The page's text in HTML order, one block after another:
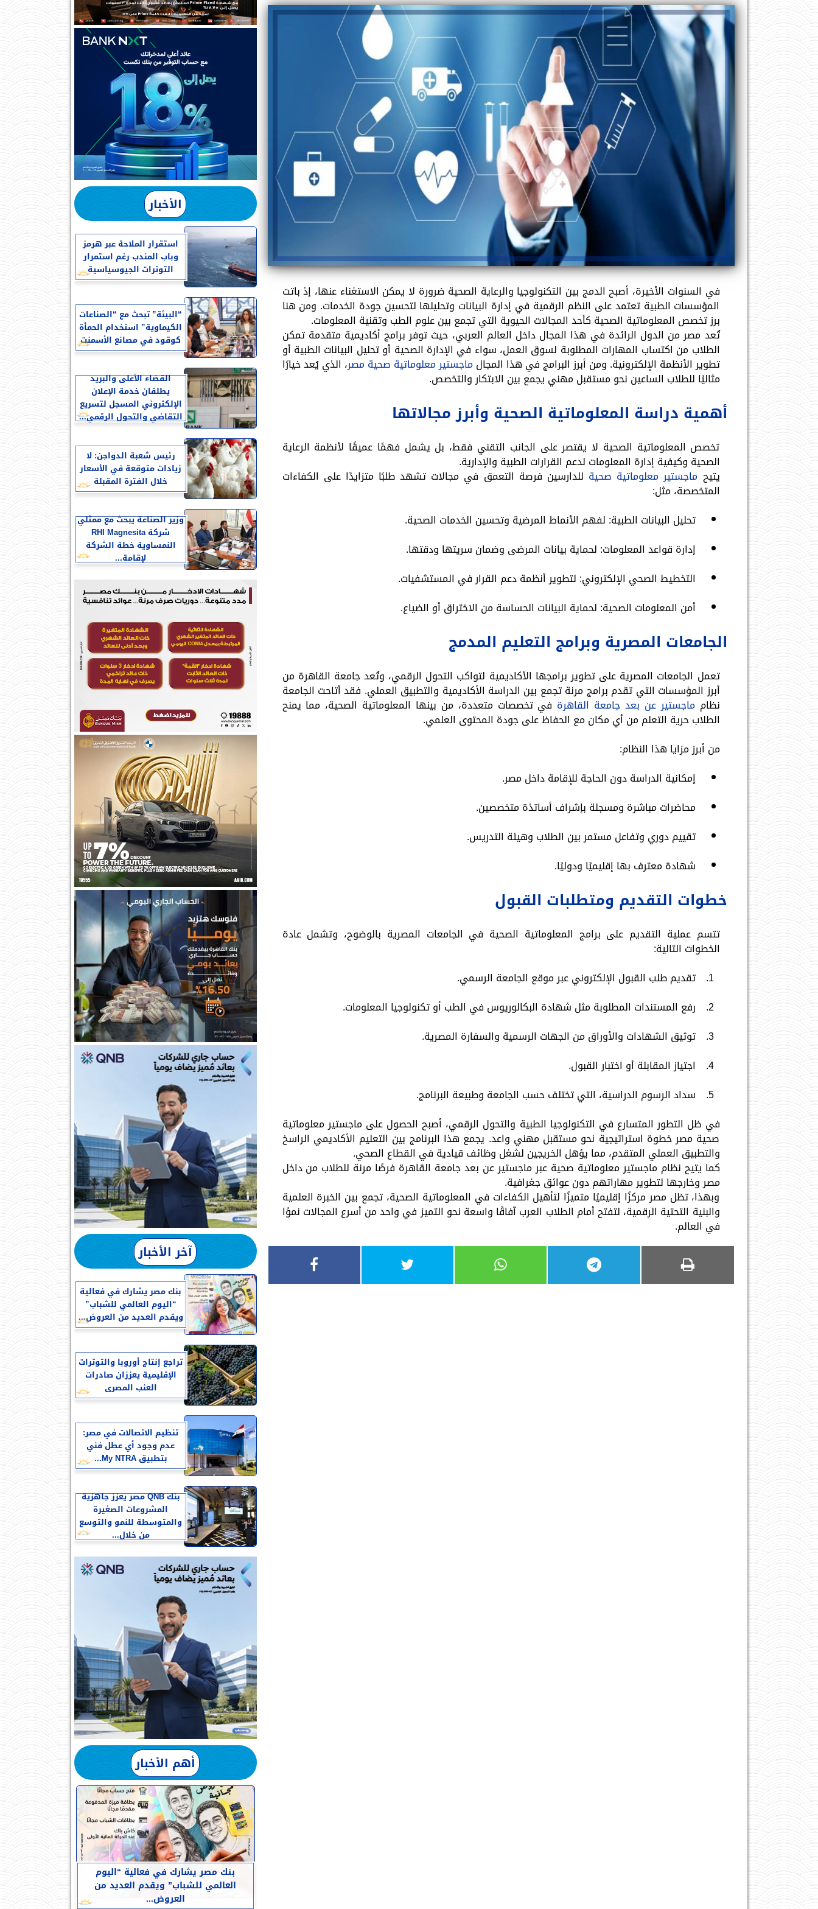
في السنوات الأخيرة، أصبح الدمج بين التكنولوجيا والرعاية الصحية ضرورة لا يمكن الاستغناء عنها، إذ باتت
المؤسسات الطبية تعتمد على النظم الرقمية في إدارة البيانات وتحليلها لتحسين جودة الخدمات. ومن هنا
برز تخصص المعلوماتية الصحية كأحد المجالات الحيوية التي تجمع بين علوم الطب وتقنية المعلومات.
تُعد مصر من الدول الرائدة في هذا المجال داخل العالم العربي، حيث توفر برامج أكاديمية متقدمة تمكن
الطلاب من اكتساب المهارات المطلوبة لسوق العمل، سواء في الإدارة الصحية أو تحليل البيانات الطبية أو
تطوير الأنظمة الإلكترونية. ومن أبرز البرامج في هذا المجالماجستير معلوماتية صحية مصر، الذي يُعد خيارًا
مثاليًا للطلاب الساعين نحو مستقبل مهني يجمع بين الابتكار والتخصص.
أهمية دراسة المعلوماتية الصحية وأبرز مجالاتها
تخصص المعلوماتية الصحية لا يقتصر على الجانب التقني فقط، بل يشمل فهمًا عميقًا لأنظمة الرعاية
الصحية وكيفية إدارة المعلومات لدعم القرارات الطبية والإدارية.
يتيح ماجستير معلوماتية صحية للدارسين فرصة التعمق في مجالات تشهد طلبًا متزايدًا على الكفاءات
المتخصصة، مثل:
تحليل البيانات الطبية: لفهم الأنماط المرضية وتحسين الخدمات الصحية.
إدارة قواعد المعلومات: لحماية بيانات المرضى وضمان سريتها ودقتها.
التخطيط الصحي الإلكتروني: لتطوير أنظمة دعم القرار في المستشفيات.
أمن المعلومات الصحية: لحماية البيانات الحساسة من الاختراق أو الضياع.
الجامعات المصرية وبرامج التعليم المدمج
تعمل الجامعات المصرية على تطوير برامجها الأكاديمية لتواكب التحول الرقمي، وتُعد جامعة القاهرة من
أبرز المؤسسات التي تقدم برامج مرنة تجمع بين الدراسة الأكاديمية والتطبيق العملي. فقد أتاحت الجامعة
نظامماجستير عن بعد جامعة القاهرة في تخصصات متعددة، من بينها المعلوماتية الصحية، مما يمنح
الطلاب حرية التعلم من أي مكان مع الحفاظ على جودة المحتوى العلمي.
من أبرز مزايا هذا النظام:
إمكانية الدراسة دون الحاجة للإقامة داخل مصر.
محاضرات مباشرة ومسجلة بإشراف أساتذة متخصصين.
تقييم دوري وتفاعل مستمر بين الطلاب وهيئة التدريس.
شهادة معترف بها إقليميًا ودوليًا.
خطوات التقديم ومتطلبات القبول
تتسم عملية التقديم على برامج المعلوماتية الصحية في الجامعات المصرية بالوضوح، وتشمل عادة
الخطوات التالية:
تقديم طلب القبول الإلكتروني عبر موقع الجامعة الرسمي.
رفع المستندات المطلوبة مثل شهادة البكالوريوس في الطب أو تكنولوجيا المعلومات.
توثيق الشهادات والأوراق من الجهات الرسمية والسفارة المصرية.
اجتياز المقابلة أو اختبار القبول.
سداد الرسوم الدراسية، التي تختلف حسب الجامعة وطبيعة البرنامج.
في ظل التطور المتسارع في التكنولوجيا الطبية والتحول الرقمي، أصبح الحصول على ماجستير معلوماتية
صحية مصر خطوة استراتيجية نحو مستقبل مهني واعد. يجمع هذا البرنامج بين التعليم الأكاديمي الراسخ
والتطبيق العملي المتقدم، مما يؤهل الخريجين لشغل وظائف قيادية في القطاع الصحي.
كما يتيح نظام ماجستير معلوماتية صحية عبر ماجستير عن بعد جامعة القاهرة فرصًا مرنة للطلاب من داخل
مصر وخارجها لتطوير مهاراتهم دون عوائق جغرافية.
وبهذا، تظل مصر مركزًا إقليميًا متميزًا لتأهيل الكفاءات في المعلوماتية الصحية، تجمع بين الخبرة العلمية
والبنية التحتية الرقمية، لتفتح أمام الطلاب العرب آفاقًا واسعة نحو التميز في واحد من أسرع المجالات نموًا
في العالم.
الأخبار
استقرار الملاحة عبر هرمز
وباب المندب رغم استمرار
التوترات الجيوسياسية
“البيئة” تبحث مع “الصناعات
الكيماوية” استخدام الحمأة
كوقود في مصانع الأسمنت
القضاء الأعلى والبريد
يطلقان خدمة الإعلان
الإلكتروني المسجل لتسريع
التقاضي والتحول الرقمي...
رئيس شعبة الدواجن: لا
زيادات متوقعة في الأسعار
خلال الفترة المقبلة
وزير الصناعة يبحث مع ممثلي
شركة RHI Magnesita
النمساوية خطة الشركة
لإقامة...
آخر الأخبار
بنك مصر يشارك في فعالية
“اليوم العالمي للشباب”
ويقدم العديد من العروض...
تراجع إنتاج أوروبا والتوترات
الإقليمية يعززان صادرات
العنب المصرى
تنظيم الاتصالات في مصر:
عدم وجود أي عطل فني
بتطبيق My NTRA...
بنك QNB مصر يعزز جاهزية
المشروعات الصغيرة
والمتوسطة للنمو والتوسع
من خلال...
أهم الأخبار
بنك مصر يشارك في فعالية “اليوم
العالمي للشباب” ويقدم العديد من
العروض...